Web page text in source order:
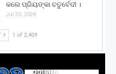
କଲେ ପ୍ରିୟଙ୍କା ଚତୁର୍ବେଦୀ ।
Jul 20, 2026
1 of 2,409